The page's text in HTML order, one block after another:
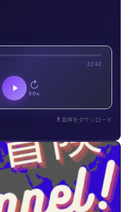
32:43
30s
音声をダウンロード